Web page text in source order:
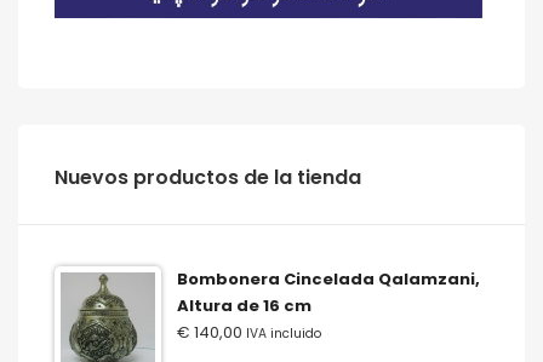
‫‪Nuevos‬‬ ‫‪productos‬‬ ‫‪de‬‬ ‫‪la‬‬ ‫‪tienda‬‬
Bombonera Cincelada Qalamzani,
Altura de 16 cm
€ 140,00 IVA incluido